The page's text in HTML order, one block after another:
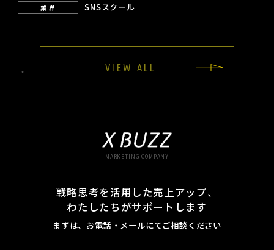
業界 SNSスクール
VIEW ALL
MARKETING COMPANY
戦略思考を活用した売上アップ、
わたしたちがサポートします
まずは、お電話・メールにてご相談ください